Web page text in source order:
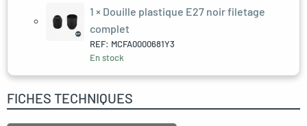
1 × Douille plastique E27 noir filetage
complet
REF: MCFA0000681Y3
En stock
FICHES TECHNIQUES